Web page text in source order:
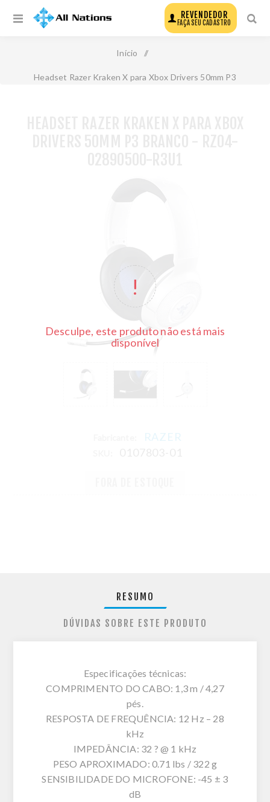
REVENDEDOR
FAÇA SEU CADASTRO
Início /
Headset Razer Kraken X para Xbox Drivers 50mm P3
Desculpe, este produto não está mais
disponível
RAZER
RESUMO
DÚVIDAS SOBRE ESTE PRODUTO
Especificações técnicas:
COMPRIMENTO DO CABO: 1,3 m / 4,27
pés.
RESPOSTA DE FREQUÊNCIA: 12 Hz – 28
kHz
IMPEDÂNCIA: 32 ? @ 1 kHz
PESO APROXIMADO: 0.71 lbs / 322 g
SENSIBILIDADE DO MICROFONE: -45 ± 3
dB